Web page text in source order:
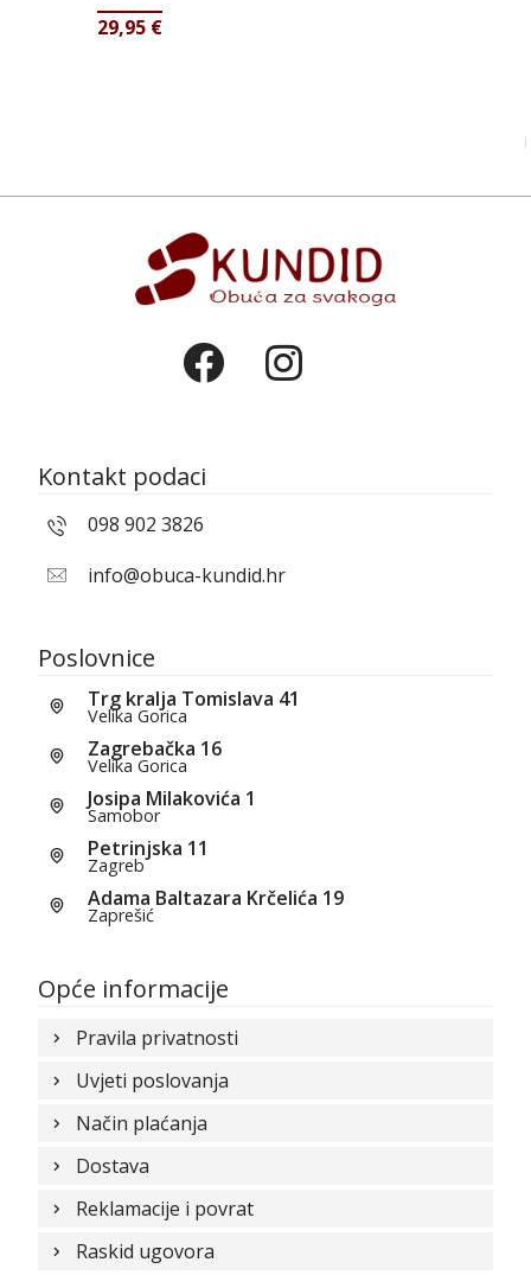
29,95 €
Kontakt podaci
098 902 3826
info@obuca-kundid.hr
Poslovnice
Trg kralja Tomislava 41
Velika Gorica
Zagrebačka 16
Velika Gorica
Josipa Milakovića 1
Samobor
Petrinjska 11
Zagreb
Adama Baltazara Krčelića 19
Zaprešić
Opće informacije
Pravila privatnosti
Uvjeti poslovanja
Način plaćanja
Dostava
Reklamacije i povrat
Raskid ugovora